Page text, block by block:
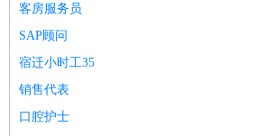
客房服务员
SAP顾问
宿迁小时工35
销售代表
口腔护士